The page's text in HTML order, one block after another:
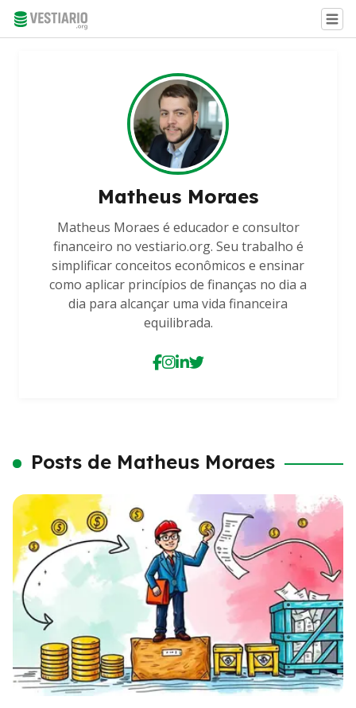
Matheus Moraes
Matheus Moraes é educador e consultor
financeiro no vestiario.org. Seu trabalho é
simplificar conceitos econômicos e ensinar
como aplicar princípios de finanças no dia a
dia para alcançar uma vida financeira
equilibrada.
Posts de Matheus Moraes